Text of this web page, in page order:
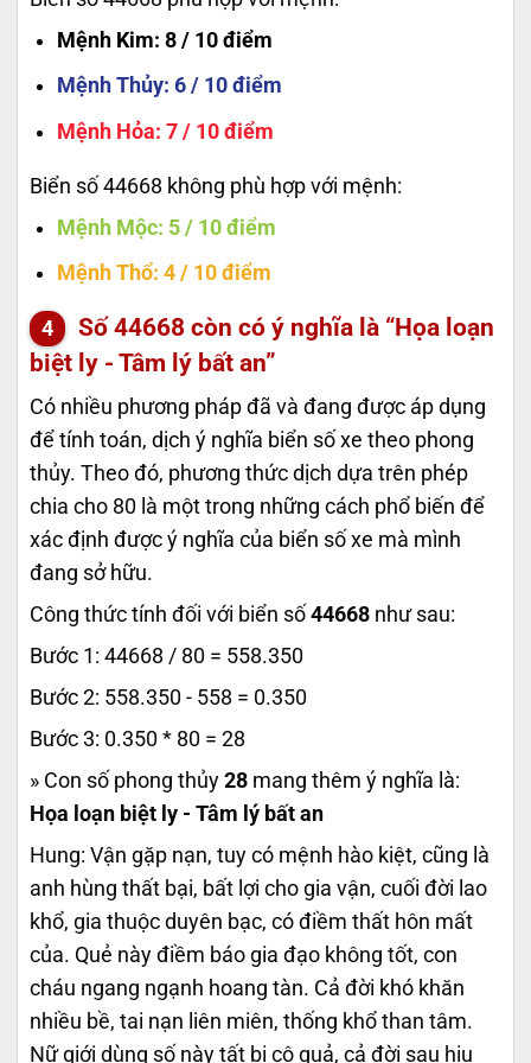
Mệnh Kim: 8 / 10 điểm
Mệnh Thủy: 6 / 10 điểm
Mệnh Hỏa: 7 / 10 điểm
Biển số 44668 không phù hợp với mệnh:
Mệnh Mộc: 5 / 10 điểm
Mệnh Thổ: 4 / 10 điểm
Số44668 còn có ý nghĩa là “Họa loạn
biệt ly - Tâm lý bất an”
Có nhiều phương pháp đã và đang được áp dụng
để tính toán, dịch ý nghĩa biển số xe theo phong
thủy. Theo đó, phương thức dịch dựa trên phép
chia cho 80 là một trong những cách phổ biến để
xác định được ý nghĩa của biển số xe mà mình
đang sở hữu.
Công thức tính đối với biển số 44668 như sau:
Bước 1: 44668 / 80 = 558.350
Bước 2: 558.350 - 558 = 0.350
Bước 3: 0.350 * 80 = 28
» Con số phong thủy 28 mang thêm ý nghĩa là:
Họa loạn biệt ly - Tâm lý bất an
Hung: Vận gặp nạn, tuy có mệnh hào kiệt, cũng là
anh hùng thất bại, bất lợi cho gia vận, cuối đời lao
khổ, gia thuộc duyên bạc, có điềm thất hôn mất
của. Quẻ này điềm báo gia đạo không tốt, con
cháu ngang ngạnh hoang tàn. Cả đời khó khăn
nhiều bề, tai nạn liên miên, thống khổ than tâm.
Nữ giới dùng số này tất bị cô quả, cả đời sau hiu